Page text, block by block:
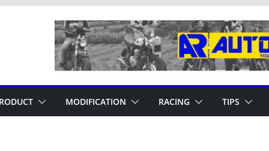
MODIFICATION RACING TIPS